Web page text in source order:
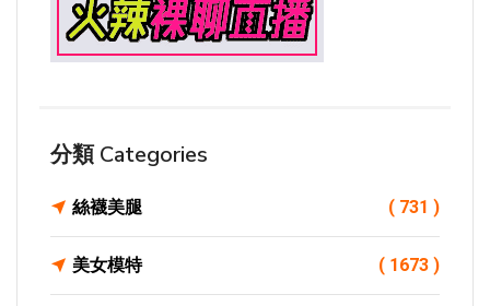
分類 Categories
絲襪美腿 ( 731 )
美女模特 ( 1673 )